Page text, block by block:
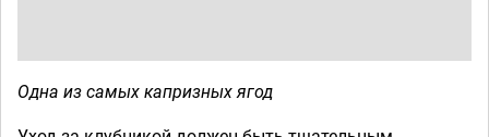
Одна из самых капризных ягод